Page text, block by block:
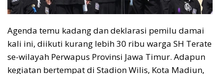
Agenda temu kadang dan deklarasi pemilu damai
kali ini, diikuti kurang lebih 30 ribu warga SH Terate
se-wilayah Perwapus Provinsi Jawa Timur. Adapun
kegiatan bertempat di Stadion Wilis, Kota Madiun,